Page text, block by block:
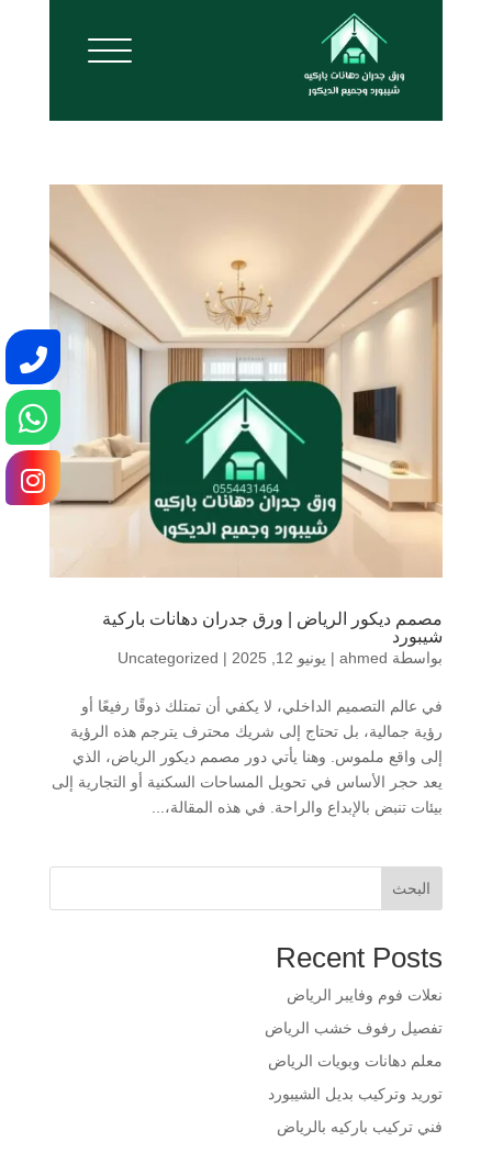
مصمم ديكور الرياض | ورق جدران دهانات باركية
شيبورد
بواسطة ahmed
| يونيو 12, 2025 |
Uncategorized
في عالم التصميم الداخلي، لا يكفي أن تمتلك ذوقًا رفيعًا أو
رؤية جمالية، بل تحتاج إلى شريك محترف يترجم هذه الرؤية
إلى واقع ملموس. وهنا يأتي دور مصمم ديكور الرياض، الذي
يعد حجر الأساس في تحويل المساحات السكنية أو التجارية إلى
بيئات تنبض بالإبداع والراحة. في هذه المقالة،...
البحث
Recent Posts
​نعلات فوم وفايبر الرياض
​تفصيل رفوف خشب الرياض
​معلم دهانات وبويات الرياض
​توريد وتركيب بديل الشيبورد
فني تركيب باركيه بالرياض